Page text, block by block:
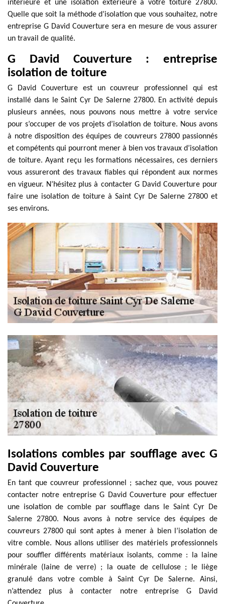
intérieure et une isolation extérieure à votre toiture 27800.
Quelle que soit la méthode d’isolation que vous souhaitez, notre
entreprise G David Couverture sera en mesure de vous assurer
un travail de qualité.
G David Couverture : entreprise
isolation de toiture
G David Couverture est un couvreur professionnel qui est
installé dans le Saint Cyr De Salerne 27800. En activité depuis
plusieurs années, nous pouvons nous mettre à votre service
pour s’occuper de vos projets d’isolation de toiture. Nous avons
à notre disposition des équipes de couvreurs 27800 passionnés
et compétents qui pourront mener à bien vos travaux d’isolation
de toiture. Ayant reçu les formations nécessaires, ces derniers
vous assureront des travaux fiables qui répondent aux normes
en vigueur. N’hésitez plus à contacter G David Couverture pour
faire une isolation de toiture à Saint Cyr De Salerne 27800 et
ses environs.
Isolations combles par soufflage avec G
David Couverture
En tant que couvreur professionnel ; sachez que, vous pouvez
contacter notre entreprise G David Couverture pour effectuer
une isolation de comble par soufflage dans le Saint Cyr De
Salerne 27800. Nous avons à notre service des équipes de
couvreurs 27800 qui sont aptes à mener à bien l’isolation de
vitre comble. Nous allons utiliser des matériels professionnels
pour souffler différents matériaux isolants, comme : la laine
minérale (laine de verre) ; la ouate de cellulose ; le liège
granulé dans votre comble à Saint Cyr De Salerne. Ainsi,
n’attendez plus à contacter notre entreprise G David